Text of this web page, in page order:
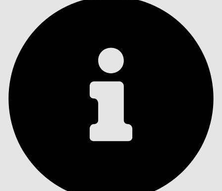
Table des matières
TABLE DES MATIÈRES
Rechercher